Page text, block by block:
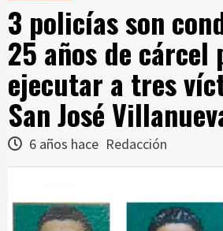
3 policías son
25 años de cárcel
ejecutar a tres
San José
6 años hace Redacción